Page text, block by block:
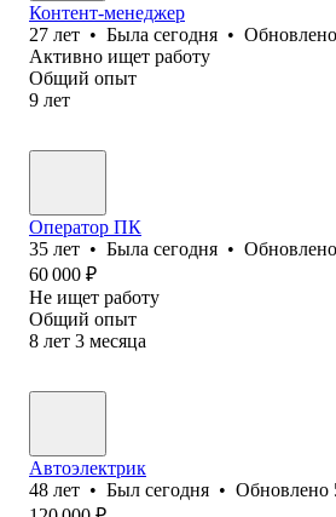
Контент-менеджер
27 лет • Была сегодня • Обновлено
Активно ищет работу
Общий опыт
9 лет
Оператор ПК
35 лет • Была сегодня • Обновлено
60 000 ₽
Не ищет работу
Общий опыт
8 лет 3 месяца
Автоэлектрик
48 лет • Был сегодня • Обновлено